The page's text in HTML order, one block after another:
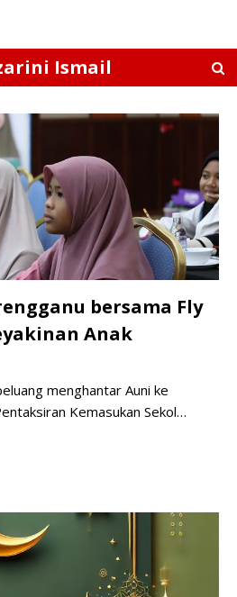
Ismail
bersama Fly
Anak
menghantar Auni ke
Kemasukan Sekol…